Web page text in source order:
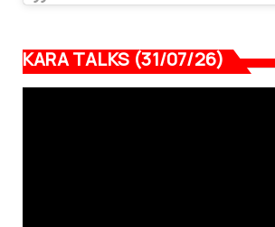
KARA TALKS (31/07/26)